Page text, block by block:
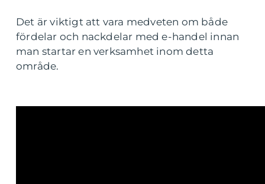
Det är viktigt att vara medveten om både
fördelar och nackdelar med e-handel innan
man startar en verksamhet inom detta
område.